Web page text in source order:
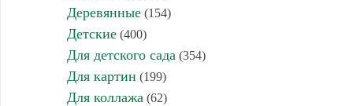
Деревянные(154)
Детские(400)
Для детского сада (354)
Для картин (199)
Для коллажа (62)